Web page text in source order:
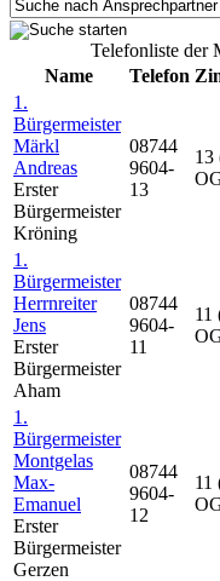
Telefonliste der
Name
Telefon
1.
Bürgermeister
Märkl
Andreas
Erster
Bürgermeister
Kröning
08744
9604-
13
13
1.
Bürgermeister
Herrnreiter
Jens
Erster
Bürgermeister
Aham
08744
9604-
11
11
1.
Bürgermeister
Montgelas
Max-
Emanuel
Erster
Bürgermeister
Gerzen
08744
9604-
12
11